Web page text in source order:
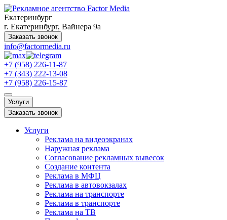
Екатеринбург
г. Екатеринбург, Вайнера 9а
Заказать звонок
info@factormedia.ru
+7 (958) 226-11-87
+7 (343) 222-13-08
+7 (958) 226-15-87
Услуги
Заказать звонок
Услуги
Реклама на видеоэкранах
Наружная реклама
Согласование рекламных вывесок
Создание контента
Реклама в МФЦ
Реклама в автовокзалах
Реклама на транспорте
Реклама в транспорте
Реклама на ТВ